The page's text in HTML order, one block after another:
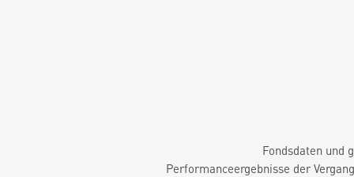
Fondsdaten und
Performanceergebnisse der